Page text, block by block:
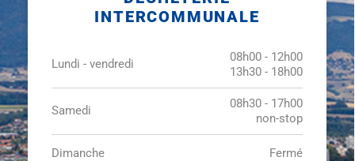
INTERCOMMUNALE
Lundi - vendredi
08h00 - 12h00
13h30 - 18h00
Samedi
08h30 - 17h00
non-stop
Dimanche Fermé